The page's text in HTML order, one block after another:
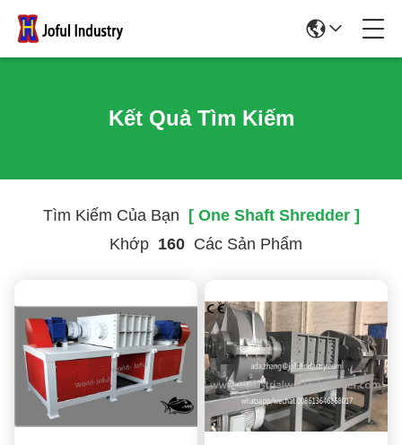
Kết Quả Tìm Kiếm
Tìm Kiếm Của Bạn [ One Shaft Shredder ]
Khớp 160Các Sản Phẩm